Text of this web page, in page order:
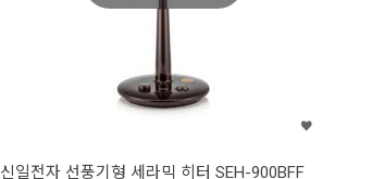
신일전자 선풍기형 세라믹 히터 SEH-900BFF